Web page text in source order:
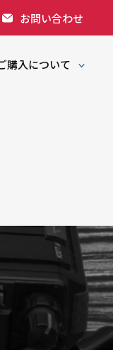
お問い合わせ
購入について